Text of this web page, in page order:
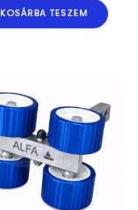
KOSÁRBA TESZEM